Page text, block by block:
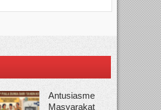
Antusiasme
Masyarakat